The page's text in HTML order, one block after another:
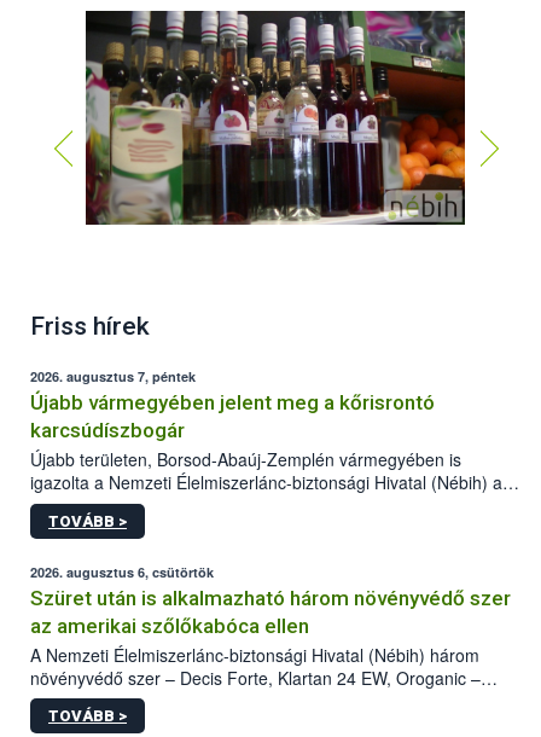
Friss hírek
2026. augusztus 7, péntek
Újabb vármegyében jelent meg a kőrisrontó
karcsúdíszbogár
Újabb területen, Borsod-Abaúj-Zemplén vármegyében is
igazolta a Nemzeti Élelmiszerlánc-biztonsági Hivatal (Nébih) a
kőrisrontó karcsúdíszbogár (Agrilus planipennis) jelenlétét. A
kártevőt nem csak színcsapdában találták meg, de már fertőzött
az intenzív felderítést, emellett az intézkedéseket a szlovák
hatósággal is összehangolják a terjedés megállítása érdekében.
TOVÁBB >
2026. augusztus 6, csütörtök
Szüret után is alkalmazható három növényvédő szer
az amerikai szőlőkabóca ellen
A Nemzeti Élelmiszerlánc-biztonsági Hivatal (Nébih) három
növényvédő szer – Decis Forte, Klartan 24 EW, Oroganic –
engedélyokiratát módosította, így azok a szüretet követően,
egészen a vesszőérettség (BBCH 91) stádiumáig
TOVÁBB >